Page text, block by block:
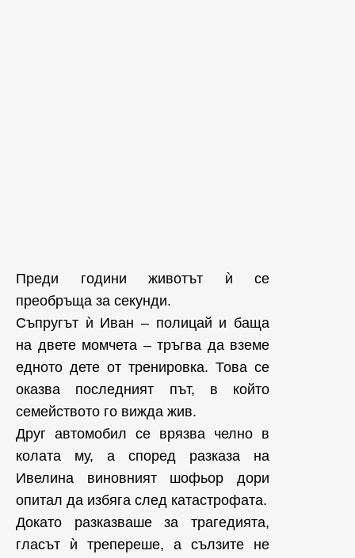
Преди години животът ѝ се
преобръща за секунди.
Съпругът ѝ Иван – полицай и баща
на двете момчета – тръгва да вземе
едното дете от тренировка. Това се
оказва последният път, в който
семейството го вижда жив.
Друг автомобил се врязва челно в
колата му, а според разказа на
Ивелина виновният шофьор дори
опитал да избяга след катастрофата.
Докато разказваше за трагедията,
гласът ѝ трепереше, а сълзите не